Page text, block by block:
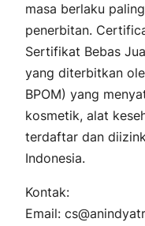
masa berlaku
penerbitan.
Sertifikat Bebas
yang diterbitkan
BPOM) yang
kosmetik, alat
terdaftar dan
Indonesia.
Kontak:
Email: